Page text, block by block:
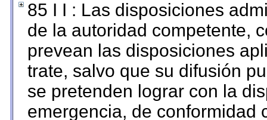
85 I I : Las disposiciones
de la autoridad competente,
prevean las disposiciones
trate, salvo que su difusión
se pretenden lograr con la
emergencia, de conformidad